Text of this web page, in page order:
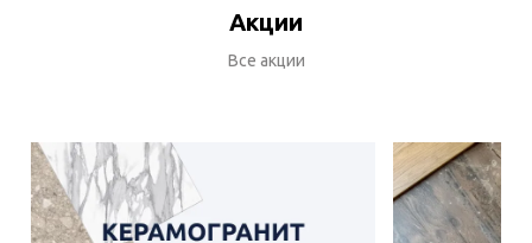
Акции
Все акции